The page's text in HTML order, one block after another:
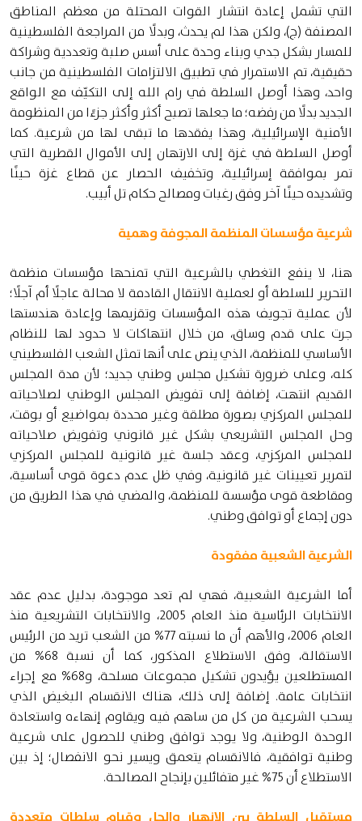
التي تشمل إعادة انتشار القوات المحتلة من معظم المناطق
المصنفة (ج)، ولكن هذا لم يحدث، وبدلًا من المراجعة الفلسطينية
للمسار بشكل جدي وبناء وحدة على أسس صلبة وتعددية وشراكة
حقيقية، تم الاستمرار في تطبيق الالتزامات الفلسطينية من جانب
واحد، وهذا أوصل السلطة في رام الله إلى التكيّف مع الواقع
الجديد بدلًا من رفضه؛ ما جعلها تصبح أكثر وأكثر جزءًا من المنظومة
الأمنية الإسرائيلية، وهذا يفقدها ما تبقى لها من شرعية. كما
أوصل السلطة في غزة إلى الارتهان إلى الأموال القطرية التي
تمر بموافقة إسرائيلية، وتخفيف الحصار عن قطاع غزة حينًا
وتشديده حينًا آخر وفق رغبات ومصالح حكام تل أبيب.
شرعية مؤسسات المنظمة المجوفة وهمية
هنا، لا ينفع التغطي بالشرعية التي تمنحها مؤسسات منظمة
التحرير للسلطة أو لعملية الانتقال القادمة لا محالة عاجلًا أم آجلًا؛
لأن عملية تجويف هذه المؤسسات وتقزيمها وإعادة هندستها
جرت على قدم وساق، من خلال انتهاكات لا حدود لها للنظام
الأساسي للمنظمة، الذي ينص على أنها تمثل الشعب الفلسطيني
كله، وعلى ضرورة تشكيل مجلس وطني جديد؛ لأن مدة المجلس
القديم انتهت، إضافة إلى تفويض المجلس الوطني لصلاحياته
للمجلس المركزي بصورة مطلقة وغير محددة بمواضيع أو بوقت،
وحل المجلس التشريعي بشكل غير قانوني وتفويض صلاحياته
للمجلس المركزي، وعقد جلسة غير قانونية للمجلس المركزي
لتمرير تعيينات غير قانونية، وفي ظل عدم دعوة قوى أساسية،
ومقاطعة قوى مؤسسة للمنظمة، والمضي في هذا الطريق من
دون إجماع أو توافق وطني.
الشرعية الشعبية مفقودة
أما الشرعية الشعبية، فهي لم تعد موجودة، بدليل عدم عقد
الانتخابات الرئاسية منذ العام 2005، والانتخابات التشريعية منذ
العام 2006، والأهم أن ما نسبته 77% من الشعب تريد من الرئيس
الاستقالة، وفق الاستطلاع المذكور، كما أن نسبة 68% من
المستطلعين يؤيدون تشكيل مجموعات مسلحة، و68% مع إجراء
انتخابات عامة. إضافة إلى ذلك، هناك الانقسام البغيض الذي
يسحب الشرعية من كل من ساهم فيه ويقاوم إنهاءه واستعادة
الوحدة الوطنية، ولا يوجد توافق وطني للحصول على شرعية
وطنية توافقية، فالانقسام يتعمق ويسير نحو الانفصال؛ إذ بين
الاستطلاع أن 75% غير متفائلين بإنجاح المصالحة.
مستقبل السلطة بين الانهيار والحل وقيام سلطات متعددة